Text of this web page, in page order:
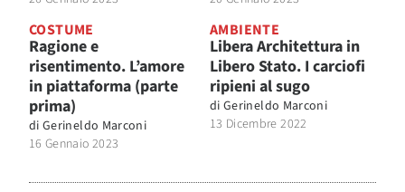
COSTUME
Ragione e
risentimento. L’amore
in piattaforma (parte
prima)
di Gerineldo Marconi
16 Gennaio 2023
AMBIENTE
Libera Architettura in
Libero Stato. I carciofi
ripieni al sugo
di Gerineldo Marconi
13 Dicembre 2022